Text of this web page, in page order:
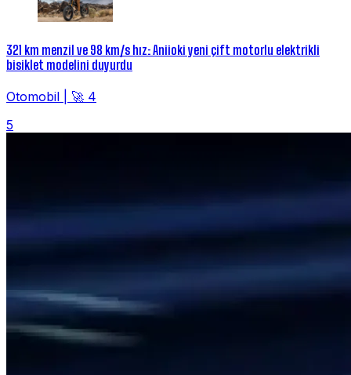
321 km menzil ve 98 km/s hız: Aniioki yeni çift motorlu elektrikli
bisiklet modelini duyurdu
Otomobil
🚀 4
5